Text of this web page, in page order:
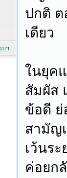
ปกติ ต
เดียว
ในยุค
สัมผัส
ข้อดี ย่
สามัญ
เว้นร
ค่อยก